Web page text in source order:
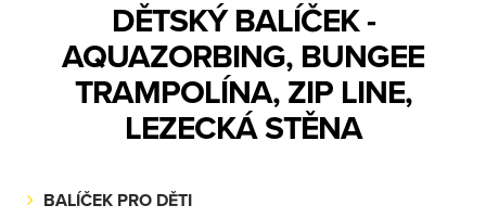
DĚTSKÝ BALÍČEK -
AQUAZORBING, BUNGEE
TRAMPOLÍNA, ZIP LINE,
LEZECKÁ STĚNA
BALÍČEK PRO DĚTI